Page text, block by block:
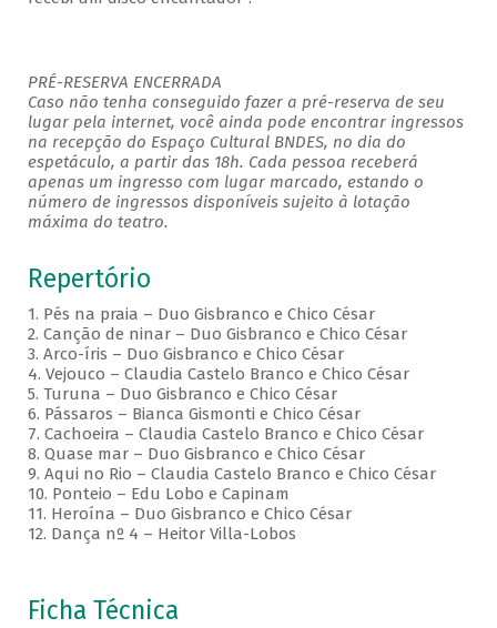
PRÉ-RESERVA ENCERRADA
Caso não tenha conseguido fazer a pré-reserva de seu
lugar pela internet, você ainda pode encontrar ingressos
na recepção do Espaço Cultural BNDES, no dia do
espetáculo, a partir das 18h. Cada pessoa receberá
apenas um ingresso com lugar marcado, estando o
número de ingressos disponíveis sujeito à lotação
máxima do teatro.
Repertório
1. Pés na praia – Duo Gisbranco e Chico César
2. Canção de ninar – Duo Gisbranco e Chico César
3. Arco-íris – Duo Gisbranco e Chico César
4. Vejouco – Claudia Castelo Branco e Chico César
5. Turuna – Duo Gisbranco e Chico César
6. Pássaros – Bianca Gismonti e Chico César
7. Cachoeira – Claudia Castelo Branco e Chico César
8. Quase mar – Duo Gisbranco e Chico César
9. Aqui no Rio – Claudia Castelo Branco e Chico César
10. Ponteio – Edu Lobo e Capinam
11. Heroína – Duo Gisbranco e Chico César
12. Dança nº 4 – Heitor Villa-Lobos
Ficha Técnica